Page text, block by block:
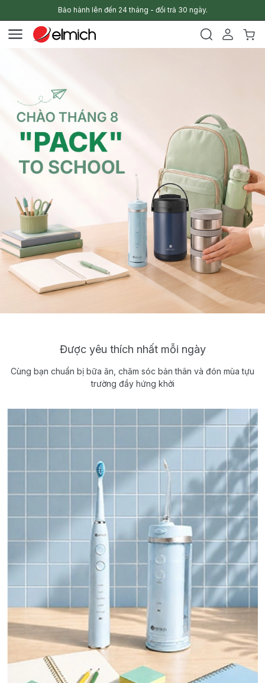
Bảo hành lên đến 24 tháng - đổi trả 30 ngày.
Được yêu thích nhất mỗi ngày
Cùng bạn chuẩn bị bữa ăn, chăm sóc bản thân và đón mùa tựu
trường đầy hứng khởi